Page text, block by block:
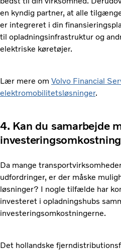
en kyndig partner, at alle
er integreret i din
til opladningsinfrastruktur og
elektriske køretøjer.
Lær mere om Volvo Financial
elektromobilitetsløsninger.
4. Kan du samarbejde
Da mange
udfordringer, er der måske
løsninger? I nogle tilfælde har
investeret i opladningshubs
investeringsomkostningerne.
Det hollandske